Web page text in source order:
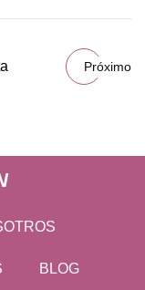
Próximo
BLOG